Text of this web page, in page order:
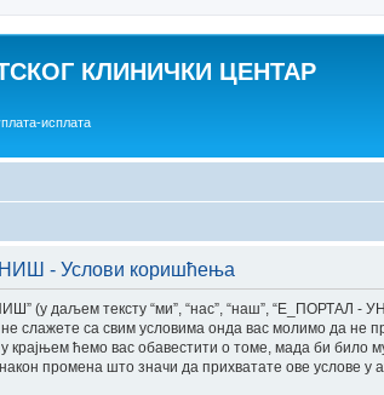
КЛИНИЧКИ ЦЕНТАР
исплата
- Услови коришћења
(у даљем тексту “ми”, “нас”, “наш”,
не слажете са свим условима онда вас молимо да
ћемо вас обавестити о томе, мада би било
што значи да прихватате ове услове у